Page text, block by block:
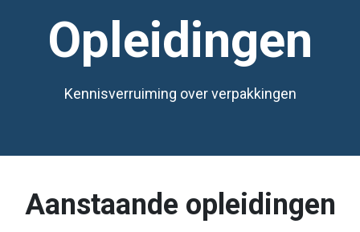
Opleidingen
Kennisverruiming over verpakkingen
Aanstaande opleidingen